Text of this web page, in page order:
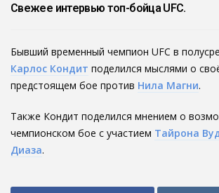
Свежее интервью топ-бойца UFC.
Бывший временный чемпион UFC в
Карлос Кондит поделился мыслями о
предстоящем бое против Нила Магни.
Также Кондит поделился мнением о
чемпионском бое с участием Тайрона
Диаза.